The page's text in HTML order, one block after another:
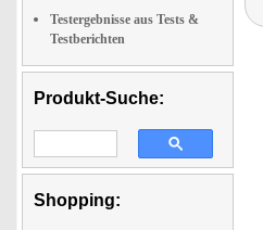
Testergebnisse aus Tests &
Testberichten
Produkt-Suche:
Shopping: